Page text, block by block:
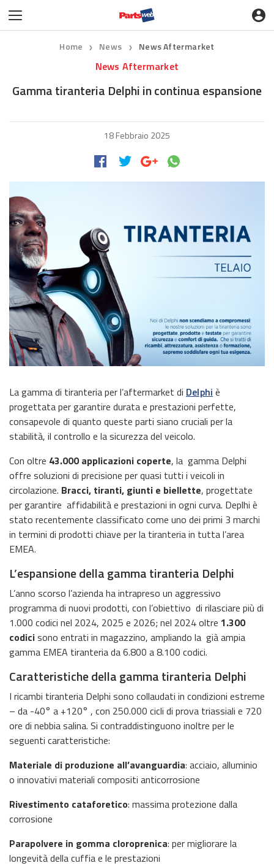
Home ❯ News ❯ News Aftermarket
News Aftermarket
Gamma tiranteria Delphi in continua espansione
18 Febbraio 2025
La gamma di tiranteria per l’aftermarket di Delphi è
progettata per garantire durata e prestazioni perfette,
consapevole di quanto queste parti siano cruciali per la
stabilità, il controllo e la sicurezza del veicolo.
Con oltre 43.000 applicazioni coperte, la gamma Delphi
offre soluzioni di precisione per quasi tutti i veicoli in
circolazione. Bracci, tiranti, giunti e biellette, progettate
per garantire affidabilità e prestazioni in ogni curva. Deplhi è
stato recentemente classificato come uno dei primi 3 marchi
in termini di prodotti chiave per la tiranteria in tutta l’area
EMEA.
L’espansione della gamma tiranteria Delphi
L’anno scorso l’azienda ha intrapreso un aggressivo
programma di nuovi prodotti, con l’obiettivo di rilasciare più di
1.000 codici nel 2024, 2025 e 2026; nel 2024 oltre 1.300
codicisono entrati in magazzino, ampliando la già ampia
gamma EMEA tiranteria da 6.800 a 8.100 codici.
Caratteristiche della gamma tiranteria Delphi
I ricambi tiranteria Delphi sono collaudati in condizioni estreme
– da -40° a +120° , con 250.000 cicli di prova triassiali e 720
ore di nebbia salina. Si contraddistinguono inoltre per le
seguenti caratteristiche:
Materiale di produzione all’avanguardia: acciaio, alluminio
o innovativi materiali compositi anticorrosione
Rivestimento cataforetico: massima protezione dalla
corrosione
Parapolvere in gomma cloroprenica: per migliorare la
longevità della cuffia e le prestazioni